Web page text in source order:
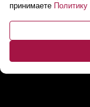
принимаете Политику
Путин:
внимание!